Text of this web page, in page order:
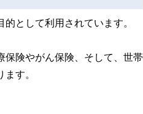
として利用されています。
保険やがん保険、そして、世帯
す。